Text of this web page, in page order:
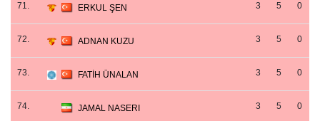
71. ERKUL ŞEN 3 5 0
72. ADNAN KUZU 3 5 0
73. FATİH ÜNALAN 3 5 0
74. JAMAL NASERI 3 5 0